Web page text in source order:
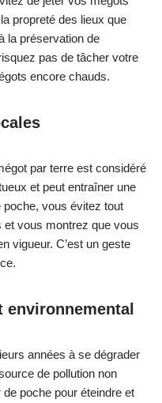
agréable qui met en
drone et les pulsations.
est souvent apprécié
équilibre : il apporte de
au son, une bonne
reste musicale
l'on varie...
propreté des lieux que
la préservation de
pas de tâcher votre
encore chauds.
par terre est considéré
et peut entraîner une
poche, vous évitez tout
et vous montrez que vous
vigueur. C’est un geste
environnemental
années à se dégrader
de pollution non
poche pour éteindre et